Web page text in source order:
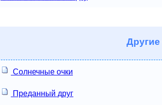
Другие
Солнечные очки
Преданный друг